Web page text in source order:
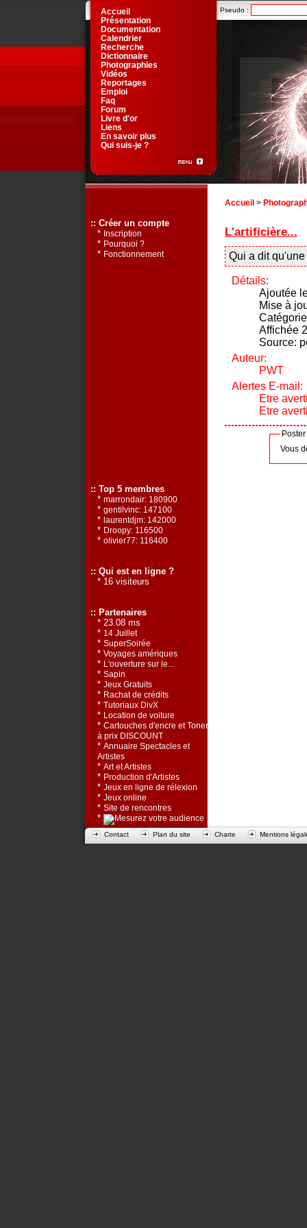
Accueil >
L'artificière...
Qui a dit
Détails:
Ajoutée
Mise à
Affichée
Source:
Auteur:
PWT
Alertes E-mail:
Etre
Etre
Vous
Pseudo :
Accueil
Présentation
Documentation
Calendrier
Recherche
Dictionnaire
Photographies
Vidéos
Reportages
Emploi
Faq
Forum
Livre d'or
Liens
En savoir plus
Qui suis-je ?
:: Créer un compte
* Inscription
* Pourquoi ?
* Fonctionnement
:: Top 5 membres
* marrondair: 180900
* gentilvinc: 147100
* laurentdjm: 142000
* Droopy: 116500
* olivier77: 116400
:: Qui est en ligne ?
* 16 visiteurs
:: Partenaires
* 23.08 ms
* 14 Juillet
* SuperSoirée
* Voyages amériques
* L'ouverture sur le...
* Sapin
* Jeux Gratuits
* Rachat de crédits
* Tutoriaux DivX
* Location de voiture
* Cartouches d'encre et Toners
à prix DISCOUNT
* Annuaire Spectacles et
Artistes
* Art et Artistes
* Production d'Artistes
* Jeux en ligne de rélexion
* Jeux online
* Site de rencontres
*
Contact Plan du site Charte Mentions